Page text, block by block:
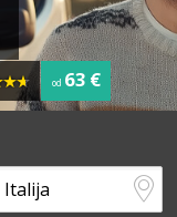
od 63 €